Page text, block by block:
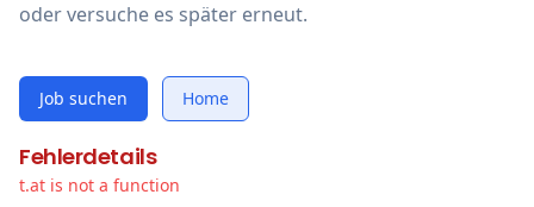
oder versuche es später erneut.
Job suchen Home
Fehlerdetails
t.at is not a function